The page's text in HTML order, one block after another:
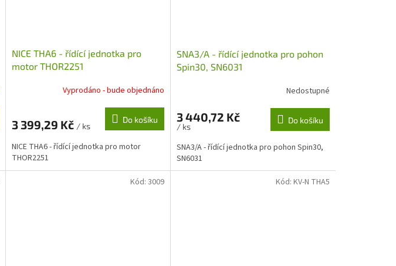
NICE THA6 - řídící jednotka pro
motor THOR2251
Vyprodáno - bude objednáno
3 399,29 Kč / ks
Do košíku
NICE THA6 - řídící jednotka pro motor
THOR2251
SNA3/A - řídící jednotka pro pohon
Spin30, SN6031
Nedostupné
3 440,72 Kč
/ ks
Do košíku
SNA3/A - řídící jednotka pro pohon Spin30,
SN6031
Kód: 3009 Kód: KV-N THA5